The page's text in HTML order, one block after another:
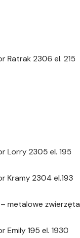
Ratrak 2306 el. 215
Lorry 2305 el. 195
Kramy 2304 el.193
metalowe zwierzęta
Emily 195 el. 1930